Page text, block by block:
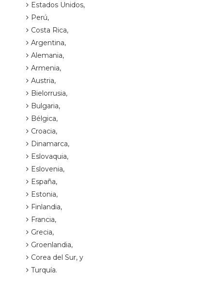
Estados Unidos,
Perú,
Costa Rica,
Argentina,
Alemania,
Armenia,
Austria,
Bielorrusia,
Bulgaria,
Bélgica,
Croacia,
Dinamarca,
Eslovaquia,
Eslovenia,
España,
Estonia,
Finlandia,
Francia,
Grecia,
Groenlandia,
Corea del Sur, y
Turquía.